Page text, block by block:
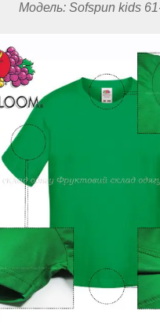
Модель: Sofspun kids